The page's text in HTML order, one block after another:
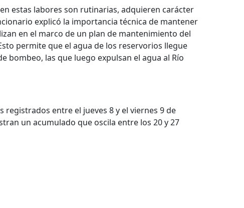
estas labores son rutinarias, adquieren carácter
explicó la importancia técnica de mantener
en el marco de un plan de mantenimiento del
permite que el agua de los reservorios llegue
bombeo, las que luego expulsan el agua al Río
entre el jueves 8 y el viernes 9 de
un acumulado que oscila entre los 20 y 27